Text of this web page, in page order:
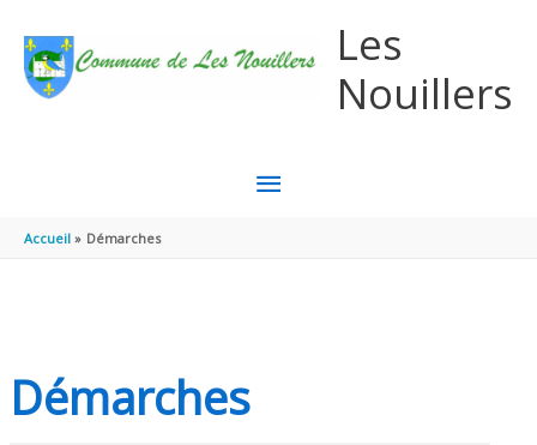
Les
Nouillers
MENU
Accueil Démarches
Démarches